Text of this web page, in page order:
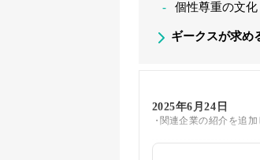
個性尊重の文
ギークスが求め
2025年6月24日
関連企業の紹介を追加